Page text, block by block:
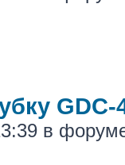
GDC-
в